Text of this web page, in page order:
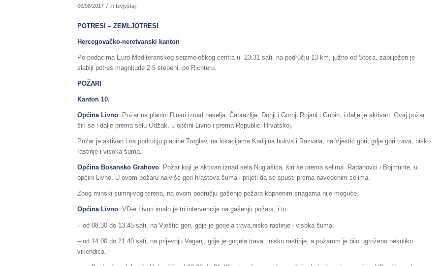
06/08/2017 / in Izvještaji
POTRESI – ZEMLJOTRESI
Hercegovačko-neretvanski kanton
Po podacima Euro-Mediteranskog seizmološkog centra u 23:31 sati, na području 13 km, južno od Stoca, zabilježen je
slabiji potres magnitude 2.5 stepeni, po Richteru.
POŽARI
Kanton 10.
Općina Livno. Požar na planini Dinari iznad naselja: Čaprazlije, Donji i Gornji Rujani i Gubin, i dalje je aktivan. Ovaj požar
širi se i dalje prema selu Odžak, u općini Livno i prema Republici Hrvatskoj.
Požar je aktivan i na području planine Troglav, na lokacijama Kadijina bukva i Razvala, na Vjestić gori, gdje gori trava, nisko
rastinje i visoka šuma.
Općina Bosansko Grahovo. Požar koji je aktivan iznad sela Nuglašica, širi se prema selima Radanovci i Bojmunte, u
općini Livno. U ovom požaru najviše gori hrastova šuma i prijeti da se spusti prema navedenim selima.
Zbog minski sumnjivog terena, na ovom području gašenje požara kopnenim snagama nije moguće.
Općina Livno. VD-e Livno imalo je tri intervencije na gašenju požara, i to::
– od 08.30 do 13.45 sati, na Vještić gori, gdje je gorjela trava,nisko rastinje i visoka šuma,
– od 14.00 do 21.40 sati, na prijevoju Vaganj, gdje je gorjela trava i nisko rastinje, a požarom je bilo ugroženo nekoliko
vikendica, i